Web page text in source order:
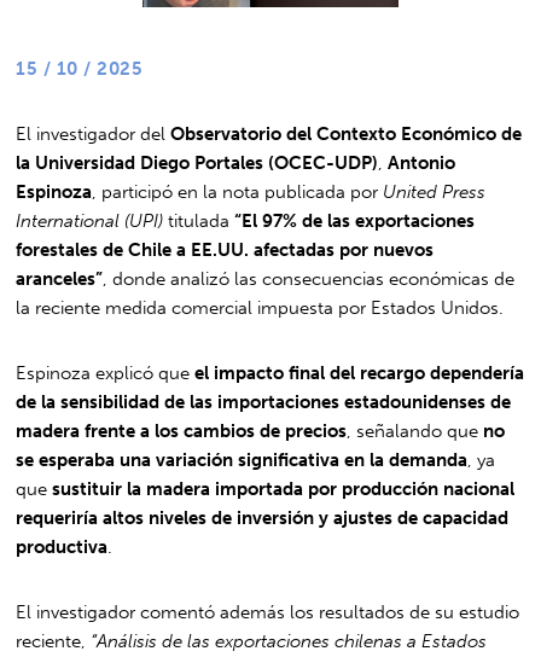
15 / 10 / 2025
El investigador delObservatorio del Contexto Económico de
la Universidad Diego Portales (OCEC-UDP) ,Antonio
Espinoza , participó en la nota publicada por United Press
International (UPI) titulada“El 97% de las exportaciones
forestales de Chile a EE.UU. afectadas por nuevos
aranceles” , donde analizó las consecuencias económicas de
la reciente medida comercial impuesta por Estados Unidos.
Espinoza explicó queel impacto final del recargo dependería
de la sensibilidad de las importaciones estadounidenses de
madera frente a los cambios de precios , señalando que no
se esperaba una variación significativa en la demanda , ya
quesustituir la madera importada por producción nacional
requeriría altos niveles de inversión y ajustes de capacidad
productiva
El investigador comentó además los resultados de su estudio
reciente, “Análisis de las exportaciones chilenas a Estados